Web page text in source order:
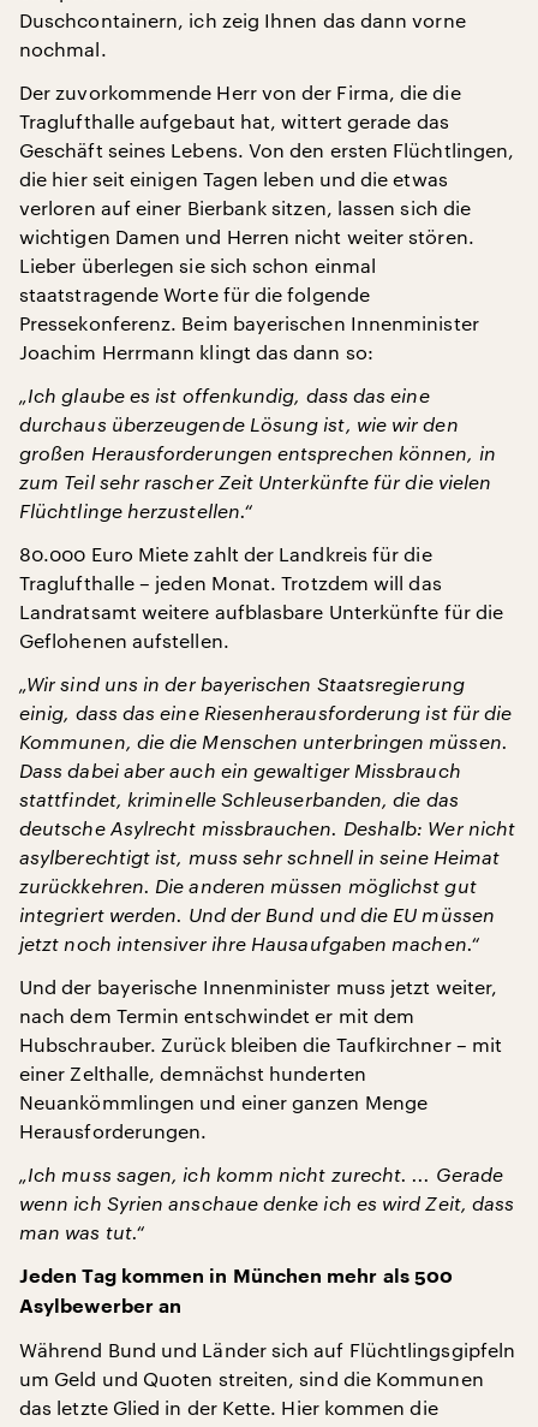
Duschcontainern, ich zeig Ihnen das dann vorne
nochmal.
Der zuvorkommende Herr von der Firma, die die
Traglufthalle aufgebaut hat, wittert gerade das
Geschäft seines Lebens. Von den ersten Flüchtlingen,
die hier seit einigen Tagen leben und die etwas
verloren auf einer Bierbank sitzen, lassen sich die
wichtigen Damen und Herren nicht weiter stören.
Lieber überlegen sie sich schon einmal
staatstragende Worte für die folgende
Pressekonferenz. Beim bayerischen Innenminister
Joachim Herrmann klingt das dann so:
„Ich glaube es ist offenkundig, dass das eine
durchaus überzeugende Lösung ist, wie wir den
großen Herausforderungen entsprechen können, in
zum Teil sehr rascher Zeit Unterkünfte für die vielen
Flüchtlinge herzustellen.“
80.000 Euro Miete zahlt der Landkreis für die
Traglufthalle – jeden Monat. Trotzdem will das
Landratsamt weitere aufblasbare Unterkünfte für die
Geflohenen aufstellen.
„Wir sind uns in der bayerischen Staatsregierung
einig, dass das eine Riesenherausforderung ist für die
Kommunen, die die Menschen unterbringen müssen.
Dass dabei aber auch ein gewaltiger Missbrauch
stattfindet, kriminelle Schleuserbanden, die das
deutsche Asylrecht missbrauchen. Deshalb: Wer nicht
asylberechtigt ist, muss sehr schnell in seine Heimat
zurückkehren. Die anderen müssen möglichst gut
integriert werden. Und der Bund und die EU müssen
jetzt noch intensiver ihre Hausaufgaben machen.“
Und der bayerische Innenminister muss jetzt weiter,
nach dem Termin entschwindet er mit dem
Hubschrauber. Zurück bleiben die Taufkirchner – mit
einer Zelthalle, demnächst hunderten
Neuankömmlingen und einer ganzen Menge
Herausforderungen.
„Ich muss sagen, ich komm nicht zurecht. ... Gerade
wenn ich Syrien anschaue denke ich es wird Zeit, dass
man was tut.“
Jeden Tag kommen in München mehr als 500
Asylbewerber an
Während Bund und Länder sich auf Flüchtlingsgipfeln
um Geld und Quoten streiten, sind die Kommunen
das letzte Glied in der Kette. Hier kommen die